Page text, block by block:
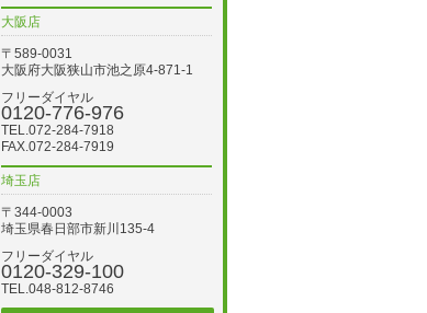
大阪店
〒589-0031
大阪府大阪狭山市池之原4-871-1
フリーダイヤル
0120-776-976
TEL.072-284-7918
FAX.072-284-7919
埼玉店
〒344-0003
埼玉県春日部市新川135-4
フリーダイヤル
0120-329-100
TEL.048-812-8746